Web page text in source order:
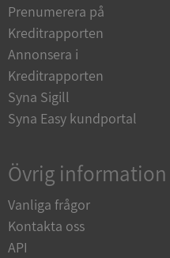
Prenumerera på
Kreditrapporten
Annonsera i
Kreditrapporten
Syna Sigill
Syna Easy kundportal
Övrig information
Vanliga frågor
Kontakta oss
API